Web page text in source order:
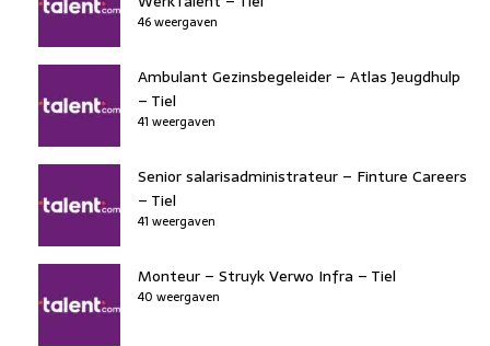
46 weergaven
Ambulant Gezinsbegeleider – Atlas Jeugdhulp
– Tiel
41 weergaven
Senior salarisadministrateur – Finture Careers
– Tiel
41 weergaven
Monteur – Struyk Verwo Infra – Tiel
40 weergaven